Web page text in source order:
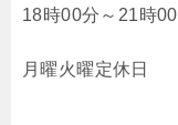
18時00分～21時00
月曜火曜定休日